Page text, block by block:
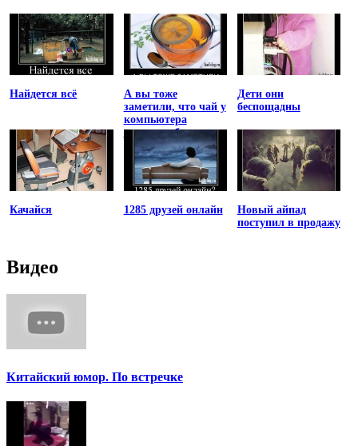
Найдется всё
А вы тоже
заметили, что чай у
компьютера
остывает быстрее
Дети они
беспощадны
Качайся 1285 друзей онлайн
Новый айпад
поступил в продажу
Видео
Китайский юмор. По встречке